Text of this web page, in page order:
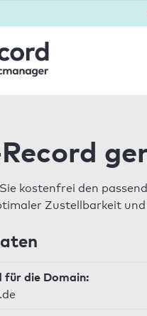
kostenfrei den
Zustellbarkeit und
für die Domain: